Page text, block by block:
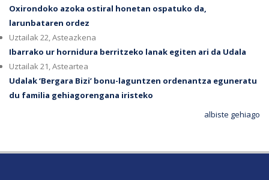
Oxirondoko azoka ostiral honetan ospatuko da,
larunbataren ordez
Uztailak 22, Asteazkena
Ibarrako ur hornidura berritzeko lanak egiten ari da Udala
Uztailak 21, Asteartea
Udalak ‘Bergara Bizi’ bonu-laguntzen ordenantza eguneratu
du familia gehiagorengana iristeko
albiste gehiago